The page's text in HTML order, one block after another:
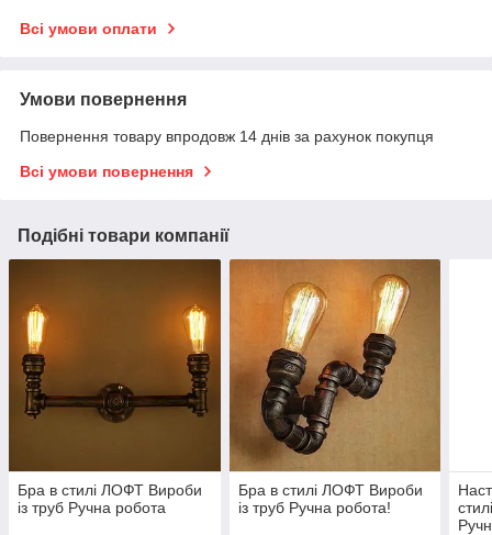
Всі умови оплати
Умови повернення
Повернення товару впродовж 14 днів за рахунок покупця
Всі умови повернення
Подібні товари компанії
Бра в стилі ЛОФТ Вироби
із труб Ручна робота
Бра в стилі ЛОФТ Вироби
із труб Ручна робота!